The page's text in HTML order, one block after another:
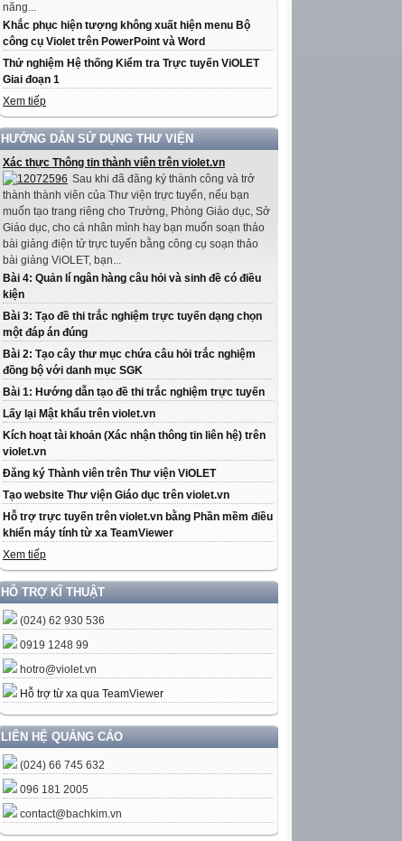
năng...
Khắc phục hiện tượng không xuất hiện menu Bộ
công cụ Violet trên PowerPoint và Word
Thử nghiệm Hệ thống Kiểm tra Trực tuyến ViOLET
Giai đoạn 1
Xem tiếp
HƯỚNG DẪN SỬ DỤNG THƯ VIỆN
Xác thực Thông tin thành viên trên violet.vn
Sau khi đã đăng ký thành công và trở
thành thành viên của Thư viện trực tuyến, nếu bạn
muốn tạo trang riêng cho Trường, Phòng Giáo dục, Sở
Giáo dục, cho cá nhân mình hay bạn muốn soạn thảo
bài giảng điện tử trực tuyến bằng công cụ soạn thảo
bài giảng ViOLET, bạn...
Bài 4: Quản lí ngân hàng câu hỏi và sinh đề có điều
kiện
Bài 3: Tạo đề thi trắc nghiệm trực tuyến dạng chọn
một đáp án đúng
Bài 2: Tạo cây thư mục chứa câu hỏi trắc nghiệm
đồng bộ với danh mục SGK
Bài 1: Hướng dẫn tạo đề thi trắc nghiệm trực tuyến
Lấy lại Mật khẩu trên violet.vn
Kích hoạt tài khoản (Xác nhận thông tin liên hệ) trên
violet.vn
Đăng ký Thành viên trên Thư viện ViOLET
Tạo website Thư viện Giáo dục trên violet.vn
Hỗ trợ trực tuyến trên violet.vn bằng Phần mềm điều
khiển máy tính từ xa TeamViewer
Xem tiếp
HỖ TRỢ KĨ THUẬT
(024) 62 930 536
0919 1248 99
hotro@violet.vn
Hỗ trợ từ xa qua TeamViewer
LIÊN HỆ QUẢNG CÁO
(024) 66 745 632
096 181 2005
contact@bachkim.vn